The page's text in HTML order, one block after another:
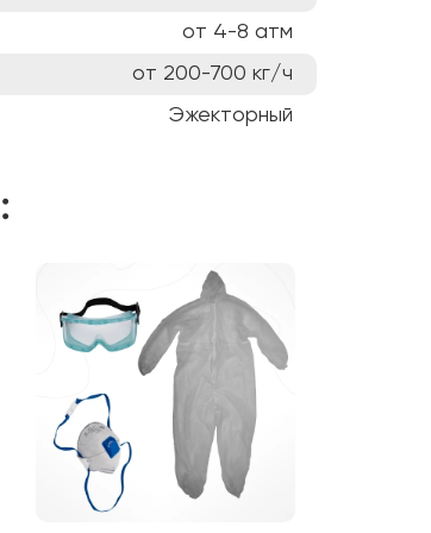
от 4-8 атм
от 200-700 кг/ч
Эжекторный
: